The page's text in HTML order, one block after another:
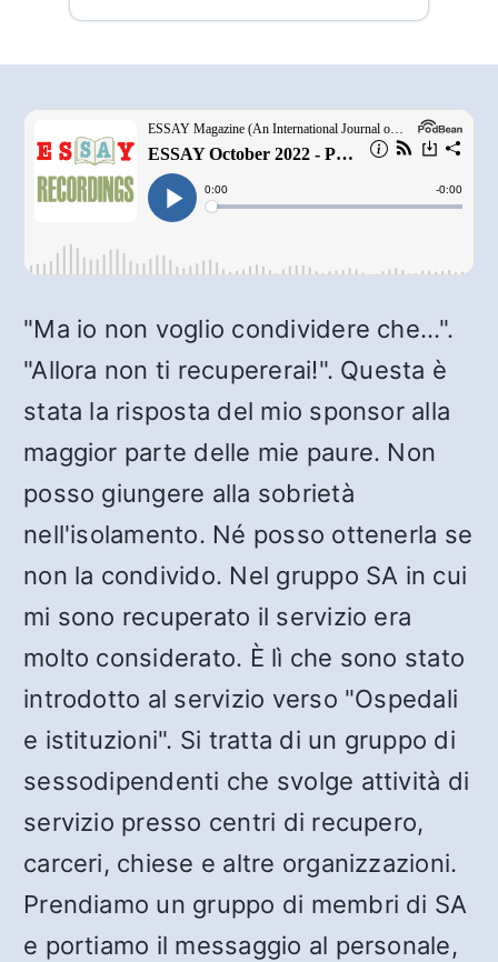
"Ma io non voglio condividere che...".
"Allora non ti recupererai!". Questa è
stata la risposta del mio sponsor alla
maggior parte delle mie paure. Non
posso giungere alla sobrietà
nell'isolamento. Né posso ottenerla se
non la condivido. Nel gruppo SA in cui
mi sono recuperato il servizio era
molto considerato. È lì che sono stato
introdotto al servizio verso "Ospedali
e istituzioni". Si tratta di un gruppo di
sessodipendenti che svolge attività di
servizio presso centri di recupero,
carceri, chiese e altre organizzazioni.
Prendiamo un gruppo di membri di SA
e portiamo il messaggio al personale,